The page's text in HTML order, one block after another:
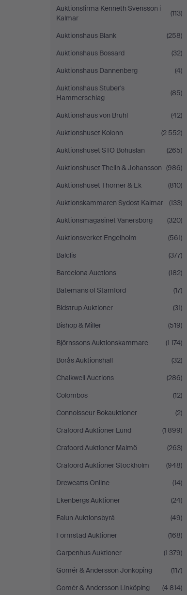
Auktionsfirma Kenneth Svensson i
Kalmar
(113)
Auktionshaus Blank
(258)
Auktionshaus Bossard
(32)
Auktionshaus Dannenberg
(4)
Auktionshaus Stuber's
Hammerschlag
(85)
Auktionshaus von Brühl
(42)
Auktionshuset Kolonn
(2 552)
Auktionshuset STO Bohuslän
(265)
Auktionshuset Thelin & Johansson (986)
Auktionshuset Thörner & Ek
(810)
Auktionskammaren Sydost Kalmar
(133)
Auktionsmagasinet Vänersborg
(320)
Auktionsverket Engelholm
(561)
Balclis
(377)
Barcelona Auctions
(182)
Batemans of Stamford
(17)
Bidstrup Auktioner
(31)
Bishop & Miller
(519)
Björnssons Auktionskammare
(1 174)
Borås Auktionshall
(32)
Chalkwell Auctions
(286)
Colombos
(12)
Connoisseur Bokauktioner
(2)
Crafoord Auktioner Lund
(1 899)
Crafoord Auktioner Malmö
(263)
Crafoord Auktioner Stockholm
(948)
Dreweatts Online
(14)
Ekenbergs Auktioner
(24)
Falun Auktionsbyrå
(49)
Formstad Auktioner
(168)
Garpenhus Auktioner
(1 379)
Gomér & Andersson Jönköping
(117)
Gomér & Andersson Linköping
(4 814)